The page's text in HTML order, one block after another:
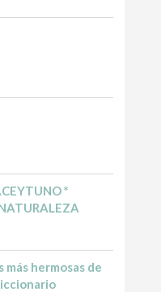
*
más hermosas de